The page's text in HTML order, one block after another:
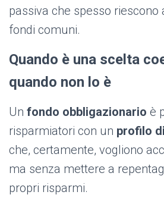
passiva che spesso riescono
fondi comuni.
Quando è una scelta
quando non lo è
Un fondo obbligazionario è
risparmiatori con un profilo
che, certamente, vogliono
ma senza mettere a
propri risparmi.